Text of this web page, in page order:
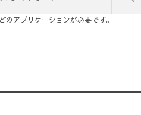
アプリケーションが必要です。